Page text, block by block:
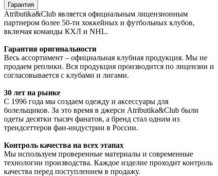
Гарантия
Atributika&Club является официальным лицензионным
партнером более 50-ти хоккейных и футбольных клубов,
включая команды КХЛ и NHL.
Гарантия оригинальности
Весь ассортимент – официальная клубная продукция. Мы не
продаем реплики. Вся продукция производится по лицензии и
согласовывается с клубами и лигами.
30 лет на рынке
С 1996 года мы создаем одежду и аксессуары для
болельщиков. За это время в джерси Atributika&Club были
одеты десятки тысяч фанатов, а бренд стал одним из
трендсеттеров фан-индустрии в России.
Контроль качества на всех этапах
Мы используем проверенные материалы и современные
технологии производства. Каждое изделие проходит контроль
качества перед поступлением в продажу.